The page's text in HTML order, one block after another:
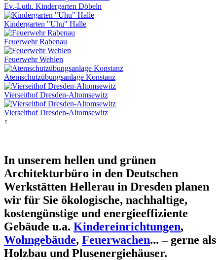
Ev.-Luth. Kindergarten Döbeln
Kindergarten "Uhu" Halle
Feuerwehr Rabenau
Feuerwehr Wehlen
Atemschutzübungsanlage Konstanz
Vierseithof Dresden-Altomsewitz
Vierseithof Dresden-Altomsewitz
↑
In unserem hellen und grünen
Architekturbüro in den Deutschen
Werkstätten Hellerau in Dresden planen
wir für Sie ökologische, nachhaltige,
kostengünstige und energieeffiziente
Gebäude u.a. Kindereinrichtungen,
Wohngebäude, Feuerwachen... – gerne als
Holzbau und Plusenergiehäuser.